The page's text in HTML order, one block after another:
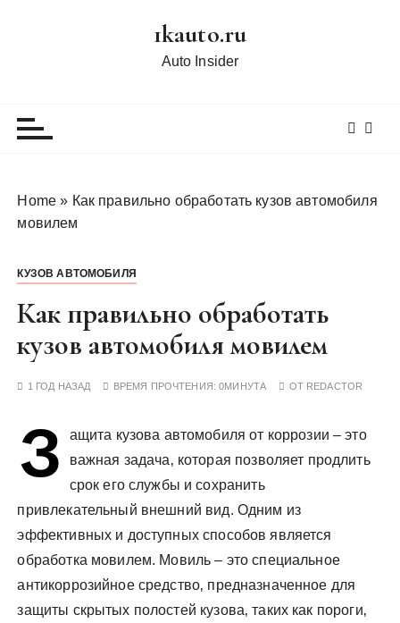
1kauto.ru
Auto Insider
Home » Как правильно обработать кузов автомобиля
мовилем
КУЗОВ АВТОМОБИЛЯ
Как правильно обработать
кузов автомобиля мовилем
1 ГОД НАЗАД ВРЕМЯ ПРОЧТЕНИЯ:0МИНУТА ОТ REDACTOR
З
ащита кузова автомобиля от коррозии – это
важная задача‚ которая позволяет продлить
срок его службы и сохранить
привлекательный внешний вид. Одним из
эффективных и доступных способов является
обработка мовилем. Мовиль – это специальное
антикоррозийное средство‚ предназначенное для
защиты скрытых полостей кузова‚ таких как пороги‚